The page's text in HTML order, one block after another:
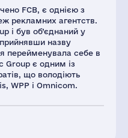
FCB, є однією з
рекламних агентств.
і був об’єднаний у
назву
перейменувала себе в
Group є одним із
що володіють
WPP і Omnicom.